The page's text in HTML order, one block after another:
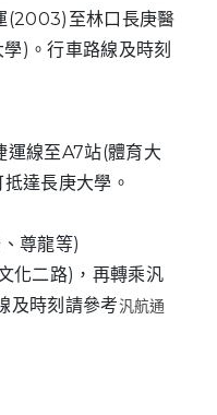
(2003)至林口長庚醫
)。行車路線及時刻
運線至A7站(體育大
達長庚大學。
尊龍等)
化二路)，再轉乘汎
及時刻請參考汎航通